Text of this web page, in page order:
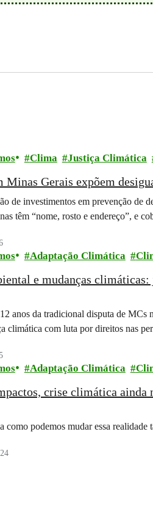
Clima Justiça Climática
Minas Gerais expõem
de investimentos em prevenção de
têm “nome, rosto e endereço”, e
Adaptação Climática
e mudanças
anos da tradicional disputa de MCs
climática com luta por direitos nas
Adaptação Climática
crise climática ainda
como podemos mudar essa